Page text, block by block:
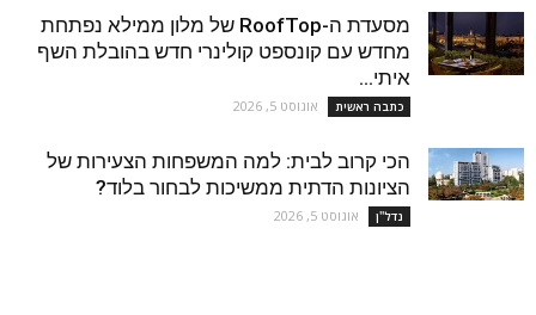
מסעדת ה-RoofTop של מלון ממילא נפתחת
מחדש עם קונספט קולינרי חדש בהובלת השף
איתי...
כתבה ראשית אוגוסט 5, 2026
הכי קרוב לבית: למה המשפחות הצעירות של
הציונות הדתית ממשיכות לבחור בלוד?
נדל''ן אוגוסט 5, 2026